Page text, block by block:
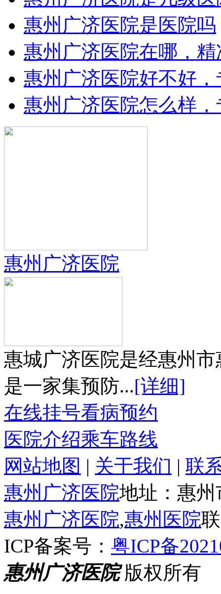
惠州广济医院是医院吗
惠州广济医院在哪，精
惠州广济医院好不好，
惠州广济医院怎么样，
惠州广济医院
惠城广济医院是经惠州
是一家集预防...[详细]
在线挂号看病预约
医院介绍乘车路线
网站地图 | 关于我们 | 联
惠州广济医院地址：惠
惠州广济医院,惠州医院
ICP备案号： 粤ICP备
惠州广济医院版权所有